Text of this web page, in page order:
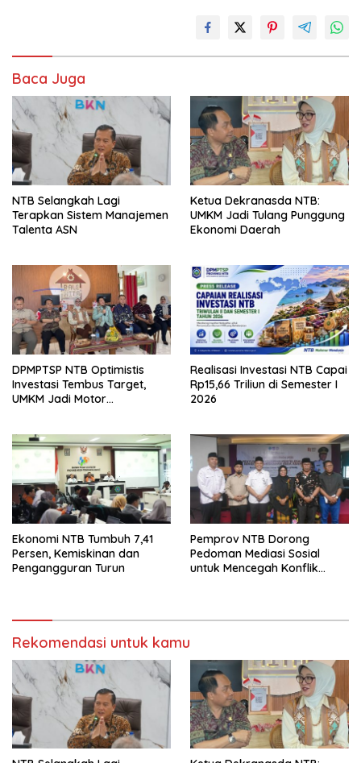
Baca Juga
NTB Selangkah Lagi
Terapkan Sistem Manajemen
Talenta ASN
Ketua Dekranasda NTB:
UMKM Jadi Tulang Punggung
Ekonomi Daerah
DPMPTSP NTB Optimistis
Investasi Tembus Target,
UMKM Jadi Motor
Realisasi Investasi NTB Capai
Rp15,66 Triliun di Semester I
2026
Ekonomi NTB Tumbuh 7,41
Persen, Kemiskinan dan
Pengangguran Turun
Pemprov NTB Dorong
Pedoman Mediasi Sosial
untuk Mencegah Konflik
Rekomendasi untuk kamu